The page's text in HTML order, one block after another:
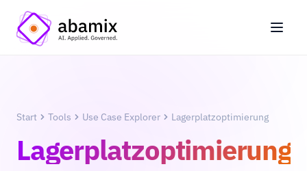
Start Tools Use Case Explorer Lagerplatzoptimierung
Lagerplatzoptimierung